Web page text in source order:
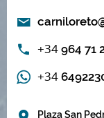
+34 964 71
+34
Plaza San